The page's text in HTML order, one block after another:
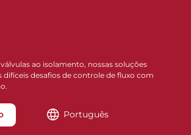
ao isolamento, nossas soluções
desafios de controle de fluxo com
Português